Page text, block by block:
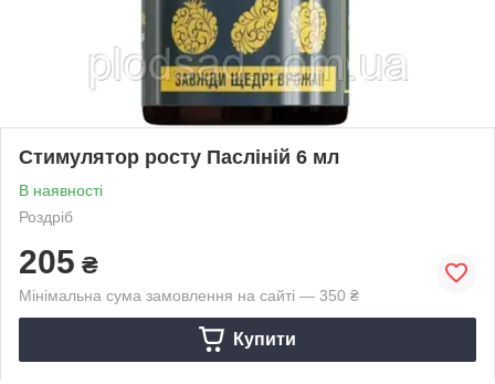
Стимулятор росту Пасліній 6 мл
В наявності
Роздріб
205 ₴
Мінімальна сума замовлення на сайті — 350 ₴
Купити